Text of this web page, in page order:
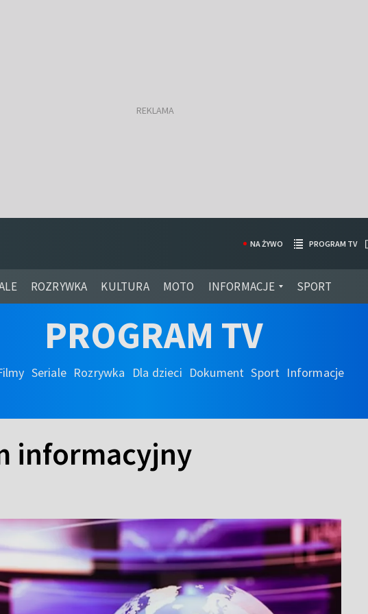
ROZRYWKA KULTURA MOTO INFORMACJE SPORT
NA ŻYWO PROGRAM TV
PROGRAM TV
Seriale Rozrywka Dla dzieci Dokument Sport Informacje
informacyjny